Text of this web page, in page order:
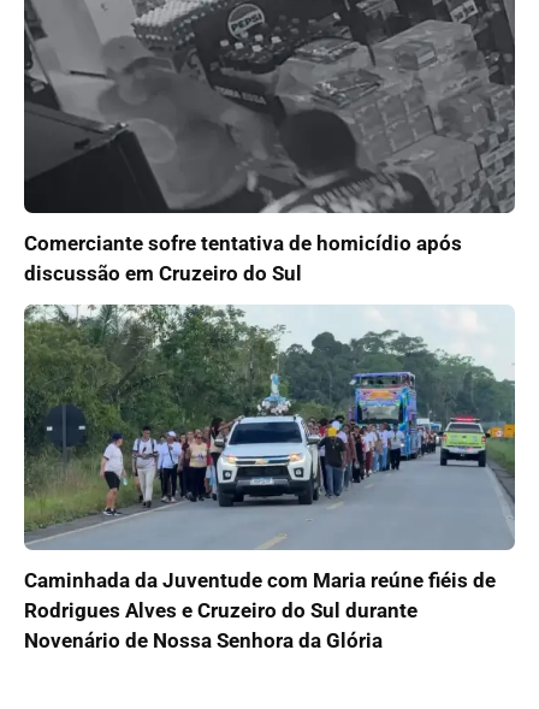
Comerciante sofre tentativa de homicídio após
discussão em Cruzeiro do Sul
Caminhada da Juventude com Maria reúne fiéis de
Rodrigues Alves e Cruzeiro do Sul durante
Novenário de Nossa Senhora da Glória